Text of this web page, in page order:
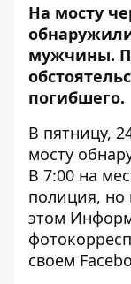
На мосту
мужчины.
погибшего.
В пятницу,
мосту
В 7:00 на
полиция, но
этом
своем